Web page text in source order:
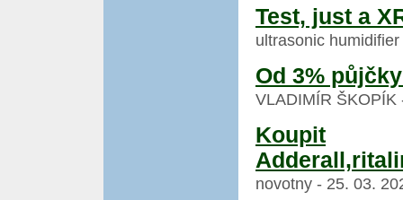
Test, just a
ultrasonic
Od 3%
VLADIMÍR
Koupit
novotny - 25. 03.